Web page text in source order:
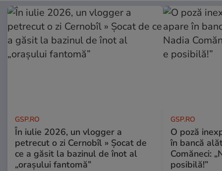
GSP.RO
În iulie 2026, un vlogger a
petrecut o zi Cernobîl » Șocat de
ce a găsit la bazinul de înot al
„orașului fantomă”
GSP.RO
O poză
în bancă
Comăneci:
posibilă!”